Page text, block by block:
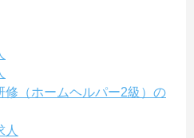
（ホームヘルパー2級）の
人